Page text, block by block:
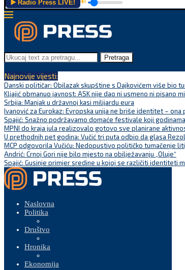
▶️ Radio Press LIVE! 🔊
Pretraga
Najnovije vijesti:
Danski političar: Obilazak skupštine s Dajkovićem više bio
Kljajić obmanuo javnost: ASK nije dao ni usmeno ni pisano
Srbija: Manjak u državnoj kasi milijardu eura
Ivanović za Eurokaz: Evropska unija ne briše identitet – ona
Spajić: Snažno podržavamo domaće festivale koji
MPNI do kraja jula realizovalo gotovo sve planirane
U prethodnih pet godina: Vučić tri puta odbio da glasa
MCP odgovorila Vučiću: Nedopustivo političko tumačenje
Andrić: Crnoj Gori nije bilo mjesto na obilježavanju „Oluje“
Spajić: Gusinje primjer sredine u kojoj se različiti identiteti
Naslovna
Politika
Društvo
Hronika
Ekonomija